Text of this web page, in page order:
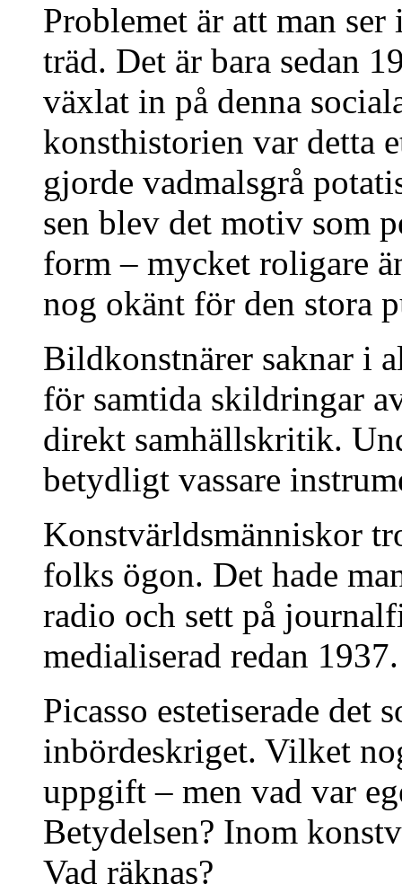
Problemet är att man
träd. Det är bara sedan
växlat in på denna
konsthistorien var detta
gjorde vadmalsgrå
sen blev det motiv som
form – mycket roligare
nog okänt för den stora
Bildkonstnärer saknar i
för samtida skildringar
direkt samhällskritik.
betydligt vassare
Konstvärldsmänniskor
folks ögon. Det hade
radio och sett på
medialiserad redan 1937.
Picasso estetiserade det
inbördeskriget. Vilket
uppgift – men vad var
Betydelsen? Inom
Vad räknas?